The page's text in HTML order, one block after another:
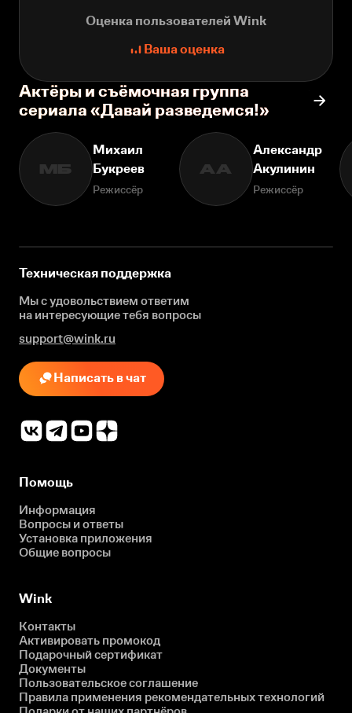
Оценка пользователей Wink
Ваша оценка
Актёры и съёмочная группа
сериала «Давай разведемся!»
МБ
Михаил
Букреев
Режиссёр
АА
Александр
Акулинин
Режиссёр
Техническая поддержка
Мы с удовольствием ответим
на интересующиетебя вопросы
support@wink.ru
Написать в чат
Помощь
Информация
Вопросы и ответы
Установка приложения
Общие вопросы
Wink
Контакты
Активировать промокод
Подарочный сертификат
Документы
Пользовательское соглашение
Правила применения рекомендательных технологий